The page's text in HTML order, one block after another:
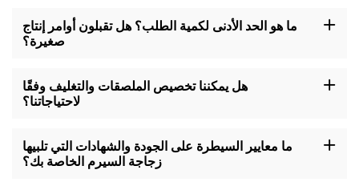
استخدام سدادات دقيقة وأطراف مقلوبة لضمان مقاومة التسرب. تخضع
جميع العبوات لاختبار الختم قبل مغادرة المصنع لضمان عدم وجود تسريب.
ما هو الحد الأدنى لكمية الطلب؟ هل تقبلون أوامر إنتاج
صغيرة؟
بالتصنيع حسب الطلب. على الرغم من أننا نقدم أسعارًا مخفضة للطلبات
الكبيرة، يمكننا أيضًا التكيف مع الطلبات الصغيرة لتلبية احتياجات الاختبار
الأولي أو متطلبات المشاريع الخاصة.
هل يمكننا تخصيص الملصقات والتغليف وفقًا
لاحتياجاتنا؟
التجارية، ومعلومات المنتج، أو أي تعريفات ضرورية أخرى على جسم
العبوة. بالنسبة للتعبئة، يمكننا أيضًا تقديم مجموعة من المواد والأحجام
المختلفة، وإضافة تدابير وقائية خاصة.
ما معايير السيطرة على الجودة والشهادات التي تلبيها
زجاجة السيرم الخاصة بك؟